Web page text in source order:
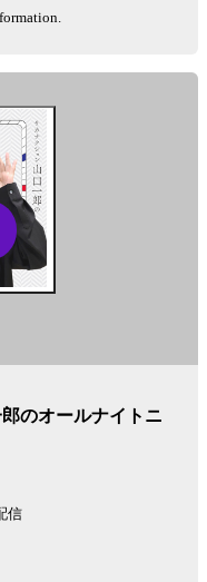
のオールナイトニ
信